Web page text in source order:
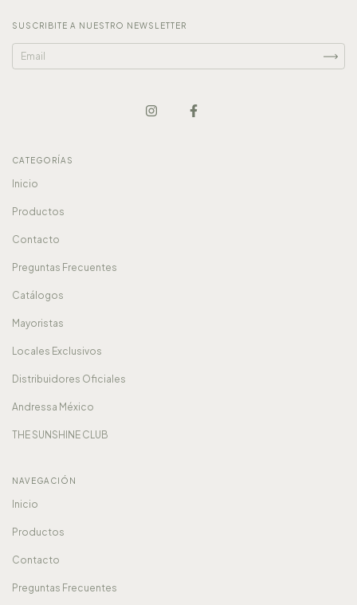
SUSCRIBITE A NUESTRO NEWSLETTER
CATEGORÍAS
Inicio
Productos
Contacto
Preguntas Frecuentes
Catálogos
Mayoristas
Locales Exclusivos
Distribuidores Oficiales
Andressa México
THE SUNSHINE CLUB
NAVEGACIÓN
Inicio
Productos
Contacto
Preguntas Frecuentes